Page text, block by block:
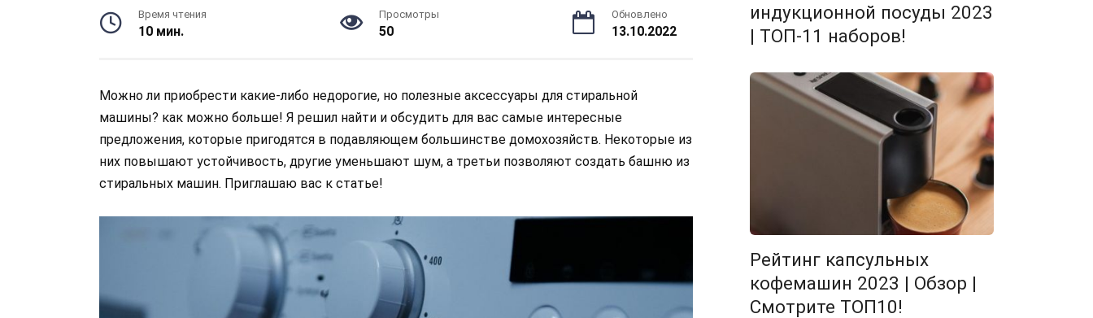
Время чтения
10 мин.
Просмотры
50
Обновлено
13.10.2022
Можно ли приобрести какие-либо недорогие, но полезные аксессуары для стиральной
машины? как можно больше! Я решил найти и обсудить для вас самые интересные
предложения, которые пригодятся в подавляющем большинстве домохозяйств. Некоторые из
них повышают устойчивость, другие уменьшают шум, а третьи позволяют создать башню из
стиральных машин. Приглашаю вас к статье!
индукционной посуды 2023
| ТОП-11 наборов!
Рейтинг капсульных
кофемашин 2023 | Обзор |
Смотрите ТОП10!